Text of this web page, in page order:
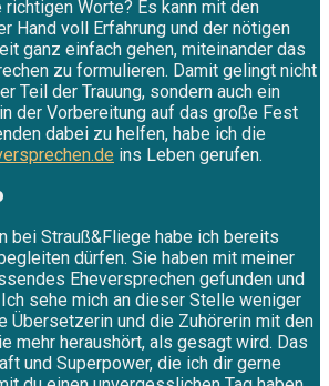
Worte? Es kann mit den
Hand voll Erfahrung und der nötigen
ganz einfach gehen, miteinander das
zu formulieren. Damit gelingt nicht
Teil der Trauung, sondern auch ein
der Vorbereitung auf das große Fest
dabei zu helfen, habe ich die
ins Leben gerufen.
bei Strauß&Fliege habe ich bereits
dürfen. Sie haben mit meiner
Eheversprechen gefunden und
sehe mich an dieser Stelle weniger
Übersetzerin und die Zuhörerin mit den
mehr heraushört, als gesagt wird. Das
und Superpower, die ich dir gerne